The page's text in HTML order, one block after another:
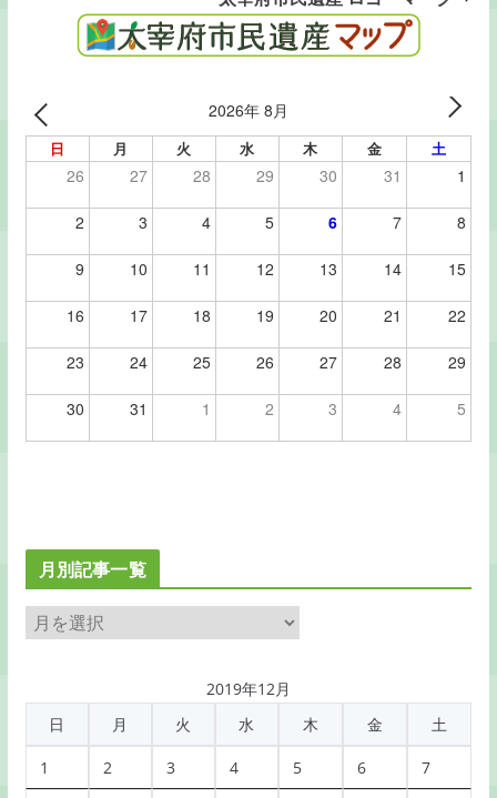
2026年 8月
日 月 火 水 木 金 土
26 27 28 29 30 31 1
2 3 4 5 6 7 8
9 10 11 12 13 14 15
16 17 18 19 20 21 22
23 24 25 26 27 28 29
30 31 1 2 3 4 5
月別記事一覧
月
別
事
2019年12月
日
月 火 水 木 金 土
1 2 3 4 5 6 7